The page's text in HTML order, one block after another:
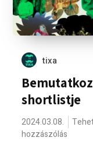
tixa
shortlistje
2024.03.08.
hozzászólás